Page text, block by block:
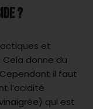
?
et
donne du
il faut
l’acidité
qui est